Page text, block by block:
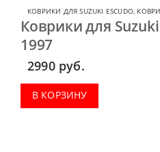
КОВРИКИ ДЛЯ SUZUKI ESCUDO,
Коврики для
1997
2990 руб.
В КОРЗИНУ